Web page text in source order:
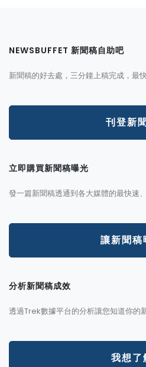
NEWSBUFFET 新聞稿自助吧
新聞稿的好去處，三分鐘上稿完成，最
刊登新
立即購買新聞稿曝光
發一篇新聞稿透通到各大媒體的最快速
讓新聞稿
分析新聞稿成效
透過Trek數據平台的分析讓您知道你的
我想了